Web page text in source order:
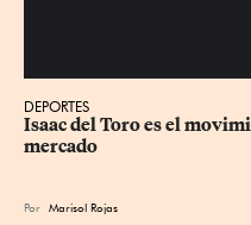
DEPORTES
Isaac del Toro es el
mercado
Por Marisol Rojas